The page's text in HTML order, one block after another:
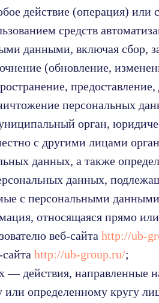
действие (операция) или
средств
данными, включая сбор,
(обновление,
предоставление,
персональных
орган,
с другими лицами
данных, а также
данных,
с персональными
относящаяся прямо
веб-сайта http://ub-
http://ub-group.ru/;
— действия, направленные
определенному кругу